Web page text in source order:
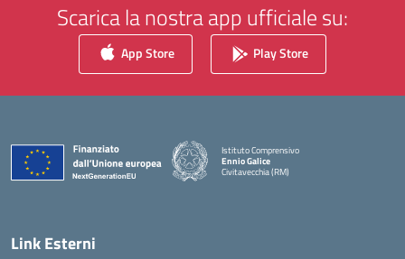
Scarica la nostra app ufficiale su:
App Store Play Store
Istituto Comprensivo
Ennio Galice
Civitavecchia (RM)
Link Esterni